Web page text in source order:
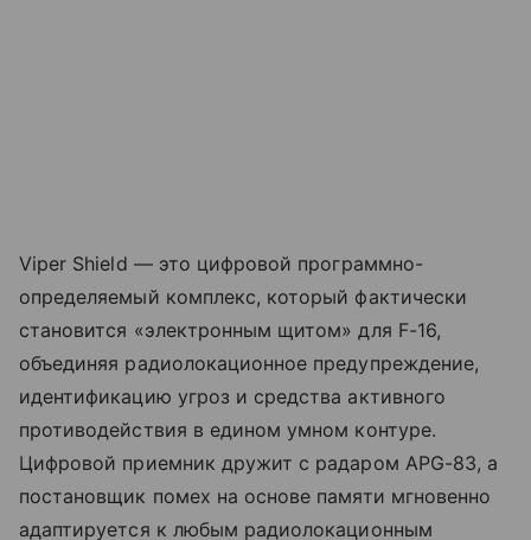
Viper Shield — это цифровой программно-
определяемый комплекс, который фактически
становится «электронным щитом» для F-16,
объединяя радиолокационное предупреждение,
идентификацию угроз и средства активного
противодействия в едином умном контуре.
Цифровой приемник дружит с радаром APG-83, а
постановщик помех на основе памяти мгновенно
адаптируется к любым радиолокационным